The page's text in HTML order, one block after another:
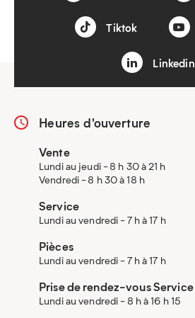
Tiktok
Linkedin
Heures d'ouverture
Vente
Lundi au jeudi - 8 h 30 à 21 h
Vendredi - 8 h 30 à 18 h
Service
Lundi au vendredi - 7 h à 17 h
Pièces
Lundi au vendredi - 7 h à 17 h
Prise de rendez-vous Service
Lundi au vendredi - 8 h à 16 h 15